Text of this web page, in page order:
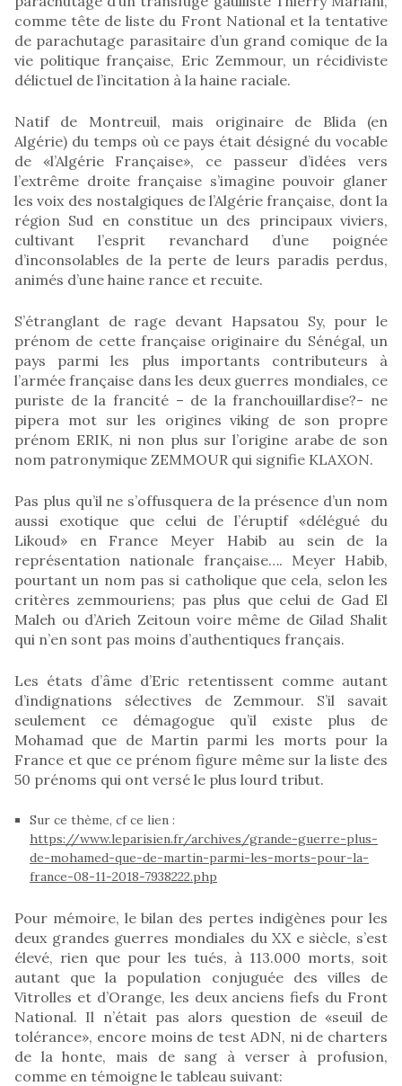
comme tête de liste du Front National et la tentative
de parachutage parasitaire d’un grand comique de la
vie politique française, Eric Zemmour, un récidiviste
délictuel de l’incitation à la haine raciale.
Natif de Montreuil, mais originaire de Blida (en
Algérie) du temps où ce pays était désigné du vocable
de «l’Algérie Française», ce passeur d’idées vers
l’extrême droite française s’imagine pouvoir glaner
les voix des nostalgiques de l’Algérie française, dont la
région Sud en constitue un des principaux viviers,
cultivant l’esprit revanchard d’une poignée
d’inconsolables de la perte de leurs paradis perdus,
animés d’une haine rance et recuite.
S’étranglant de rage devant Hapsatou Sy, pour le
prénom de cette française originaire du Sénégal, un
pays parmi les plus importants contributeurs à
l’armée française dans les deux guerres mondiales, ce
puriste de la francité – de la franchouillardise?- ne
pipera mot sur les origines viking de son propre
prénom ERIK, ni non plus sur l’origine arabe de son
nom patronymique ZEMMOUR qui signifie KLAXON.
Pas plus qu’il ne s’offusquera de la présence d’un nom
aussi exotique que celui de l’éruptif «délégué du
Likoud» en France Meyer Habib au sein de la
représentation nationale française…. Meyer Habib,
pourtant un nom pas si catholique que cela, selon les
critères zemmouriens; pas plus que celui de Gad El
Maleh ou d’Arieh Zeitoun voire même de Gilad Shalit
qui n’en sont pas moins d’authentiques français.
Les états d’âme d’Eric retentissent comme autant
d’indignations sélectives de Zemmour. S’il savait
seulement ce démagogue qu’il existe plus de
Mohamad que de Martin parmi les morts pour la
France et que ce prénom figure même sur la liste des
50 prénoms qui ont versé le plus lourd tribut.
Sur ce thème, cf ce lien :
https://www.leparisien.fr/archives/grande-guerre-plus-
de-mohamed-que-de-martin-parmi-les-morts-pour-la-
france-08-11-2018-7938222.php
Pour mémoire, le bilan des pertes indigènes pour les
deux grandes guerres mondiales du XX e siècle, s’est
élevé, rien que pour les tués, à 113.000 morts, soit
autant que la population conjuguée des villes de
Vitrolles et d’Orange, les deux anciens fiefs du Front
National. Il n’était pas alors question de «seuil de
tolérance», encore moins de test ADN, ni de charters
de la honte, mais de sang à verser à profusion,
comme en témoigne le tableau suivant: